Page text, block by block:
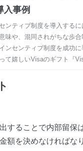
入事例
ンティブ制度を導入する
味や、混同されがちな歩
ンセンティブ制度を成功
て嬉しいVisaのギフト『
することで内部留
額を決めなければな